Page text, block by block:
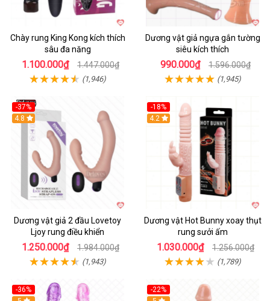
Chày rung King Kong kích thích
sâu đa năng
1.100.000₫ 1.447.000₫
(1,946)
Dương vật giả ngựa gắn tường
siêu kích thích
990.000₫ 1.596.000₫
(1,945)
-37%
Hot
4.8
Dương vật giả 2 đầu Lovetoy
Ljoy rung điều khiển
1.250.000₫ 1.984.000₫
(1,943)
-18%
Hot
4.2
Dương vật Hot Bunny xoay thụt
rung sưởi ấm
1.030.000₫ 1.256.000₫
(1,789)
-36%
-22%